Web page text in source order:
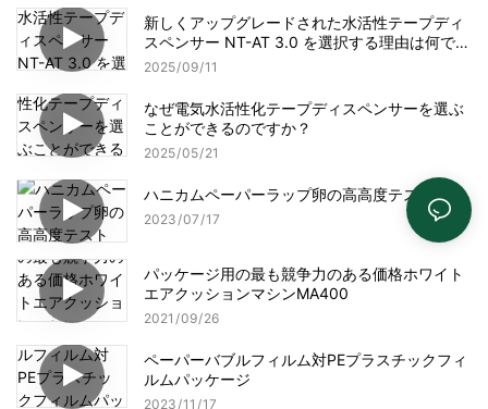
新しくアップグレードされた水活性テープディ
スペンサー NT-AT 3.0 を選択する理由は何です
か?
2025 09 11
なぜ電気水活性化テープディスペンサーを選ぶ
ことができるのですか？
2025 05 21
ハニカムペーパーラップ卵の高高度テスト
2023 07 17
パッケージ用の最も競争力のある価格ホワイト
エアクッションマシンMA400
2021 09 26
ペーパーバブルフィルム対PEプラスチックフィ
ルムパッケージ
2023 11 17